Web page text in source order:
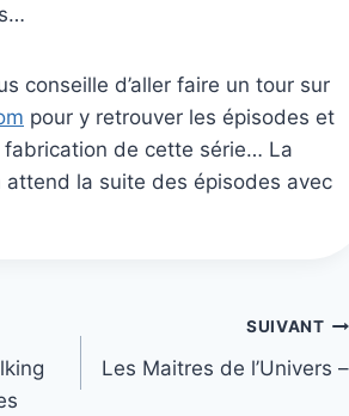
conseille d’aller faire un tour sur
pour y retrouver les épisodes et
de cette série… La
attend la suite des épisodes avec
SUIVANT
Les Maitres de l’Univers –